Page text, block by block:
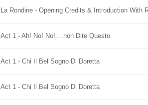
La Rondine - Opening Credits & Introduction With
Act 1 - Ah! No! No!....non Dite Questo
Act 1 - Chi Il Bel Sogno Di Doretta
Act 1 - Chi Il Bel Sogno Di Doretta